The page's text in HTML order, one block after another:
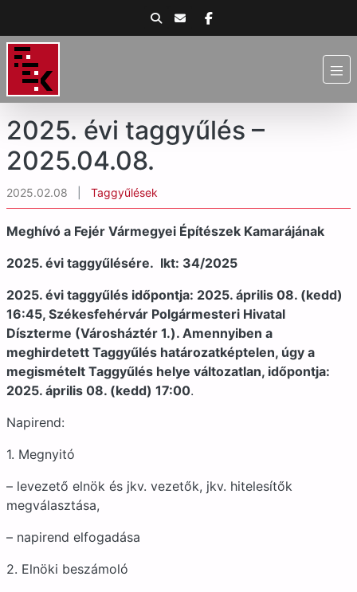
2025. évi taggyűlés –
2025.04.08.
2025.02.08 Taggyűlések
Meghívó a Fejér Vármegyei Építészek Kamarájának
2025. évi taggyűlésére. Ikt: 34/2025
2025. évi taggyűlés időpontja: 2025. április 08. (kedd)
16:45, Székesfehérvár Polgármesteri Hivatal
Díszterme (Városháztér 1.). Amennyiben a
meghirdetett Taggyűlés határozatképtelen, úgy a
megismételt Taggyűlés helye változatlan, időpontja:
2025. április 08. (kedd) 17:00.
Napirend:
1. Megnyitó
– levezető elnök és jkv. vezetők, jkv. hitelesítők
megválasztása,
– napirend elfogadása
2. Elnöki beszámoló